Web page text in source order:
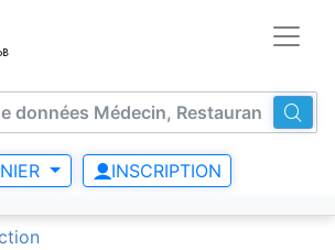
INSCRIPTION